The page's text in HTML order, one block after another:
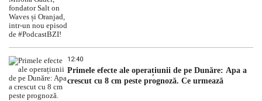
12:40
Primele efecte ale operațiunii de pe Dunăre: Apa a
crescut cu 8 cm peste prognoză. Ce urmează